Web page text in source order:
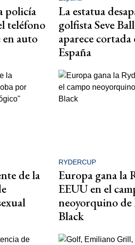
policía
teléfono
en auto
La estatua
golfista Seve
aparece cortada
España
de la
RYDERCUP
Europa gana la
EEUU en el
neoyorquino de
Black